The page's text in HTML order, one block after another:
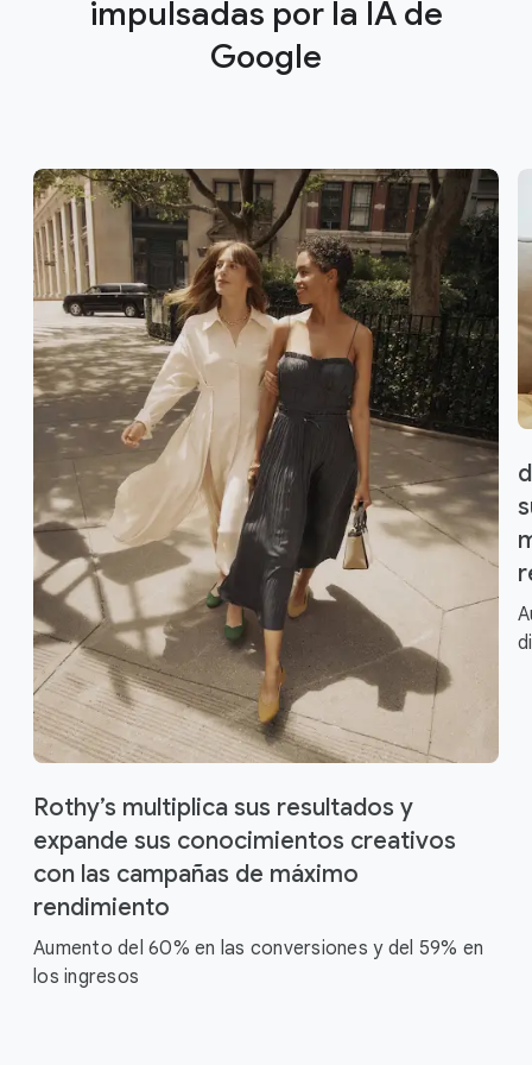
impulsadas por la IA de
Google
Rothy’s multiplica sus resultados y
expande sus conocimientos creativos
con las campañas de máximo
rendimiento
Aumento del 60% en las conversiones y del 59% en
los ingresos